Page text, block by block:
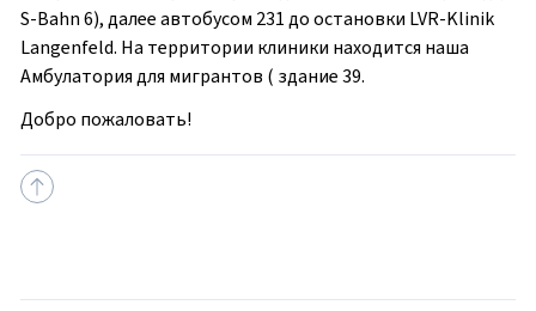
S-Bahn 6), далее автобусом 231 до остановки LVR-Klinik
Langenfeld. На территории клиники находится наша
Амбулатория для мигрантов ( здание 39.
Добро пожаловать!